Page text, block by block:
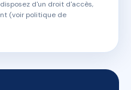
d'un droit d'accès,
(voir politique de